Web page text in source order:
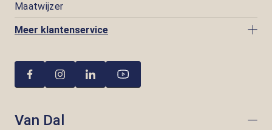
Maatwijzer
Meer klantenservice
Van Dal